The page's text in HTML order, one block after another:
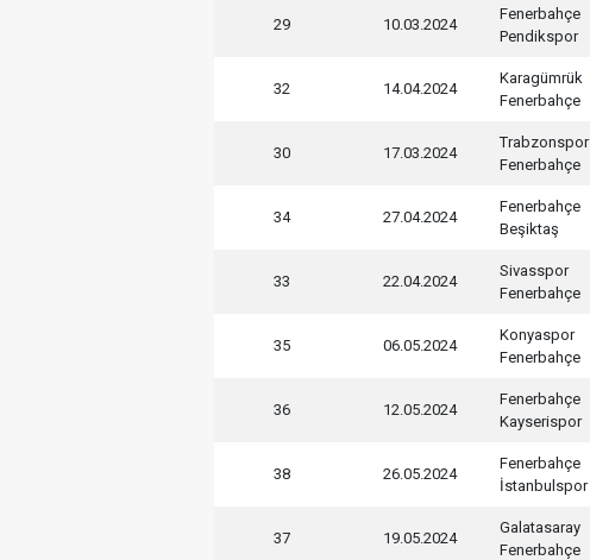
29 10.03.2024
Fenerbahçe
Pendikspor
32 14.04.2024
Karagümrük
Fenerbahçe
30 17.03.2024
Trabzonspor
Fenerbahçe
34 27.04.2024
Fenerbahçe
Beşiktaş
33 22.04.2024
Sivasspor
Fenerbahçe
35 06.05.2024
Konyaspor
Fenerbahçe
36 12.05.2024
Fenerbahçe
Kayserispor
38 26.05.2024
Fenerbahçe
İstanbulspor
37 19.05.2024
Galatasaray
Fenerbahçe